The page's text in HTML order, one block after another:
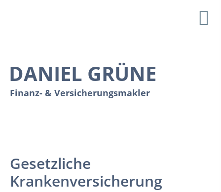
DANIEL GRÜNE
Finanz- & Versicherungsmakler
Gesetzliche
Krankenversicherung